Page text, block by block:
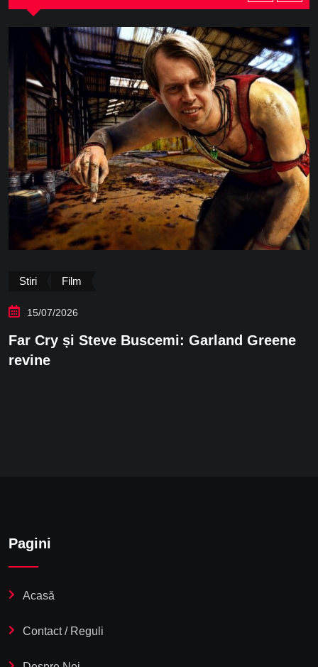
Greene
Netflix: adrese individuale de
Pagini
Acasă
Contact / Reguli